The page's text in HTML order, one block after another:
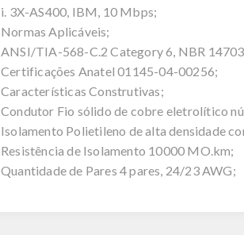
i. 3X-AS400, IBM, 10 Mbps;
Normas Aplicáveis;
ANSI/TIA-568-C.2 Category 6, NBR
Certificações Anatel 01145-04-00256;
Características Construtivas;
Condutor Fio sólido de cobre eletrolítico
Isolamento Polietileno de alta densidade
Resistência de Isolamento 10000 MO.km;
Quantidade de Pares 4 pares, 24/23 AWG;